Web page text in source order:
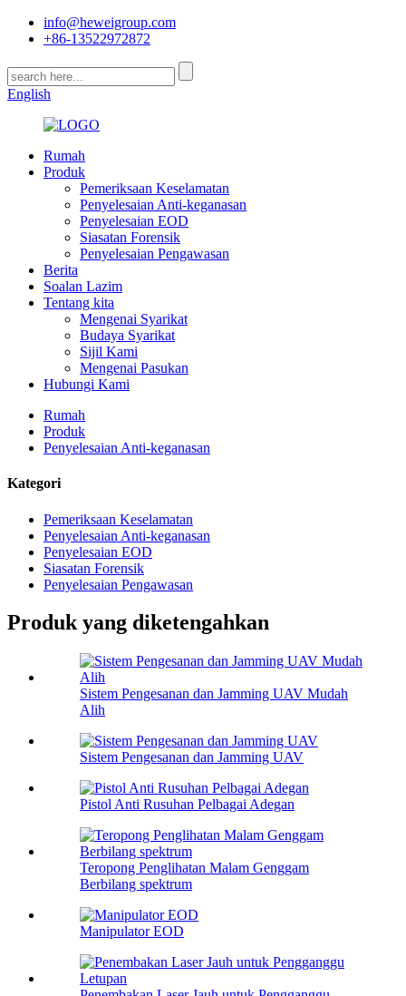
info@heweigroup.com
+86-13522972872
English
Rumah
Produk
Pemeriksaan Keselamatan
Penyelesaian Anti-keganasan
Penyelesaian EOD
Siasatan Forensik
Penyelesaian Pengawasan
Berita
Soalan Lazim
Tentang kita
Mengenai Syarikat
Budaya Syarikat
Sijil Kami
Mengenai Pasukan
Hubungi Kami
Rumah
Produk
Penyelesaian Anti-keganasan
Kategori
Pemeriksaan Keselamatan
Penyelesaian Anti-keganasan
Penyelesaian EOD
Siasatan Forensik
Penyelesaian Pengawasan
Produk yang diketengahkan
Sistem Pengesanan dan Jamming UAV Mudah
Alih
Sistem Pengesanan dan Jamming UAV
Pistol Anti Rusuhan Pelbagai Adegan
Teropong Penglihatan Malam Genggam
Berbilang spektrum
Manipulator EOD